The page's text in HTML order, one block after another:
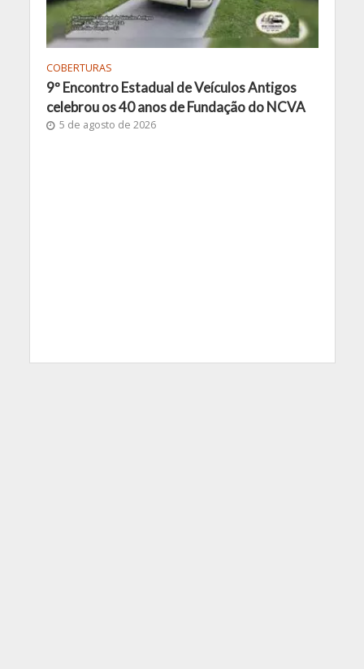
COBERTURAS
9º Encontro Estadual de Veículos Antigos
celebrou os 40 anos de Fundação do NCVA
5 de agosto de 2026